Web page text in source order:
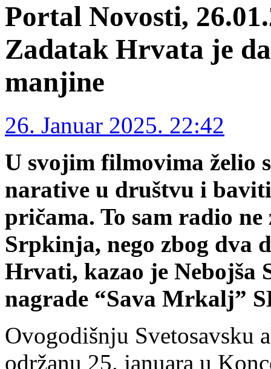
Portal Novosti,
Zadatak Hrvata je
manjine
26. Januar 2025. 22:42
U svojim filmovima želio
narative u društvu i
pričama. To sam radio
Srpkinja, nego zbog dva
Hrvati, kazao je Nebojša
nagrade “Sava Mrkalj”
Ovogodišnju Svetosavsku
održanu 25. januara u